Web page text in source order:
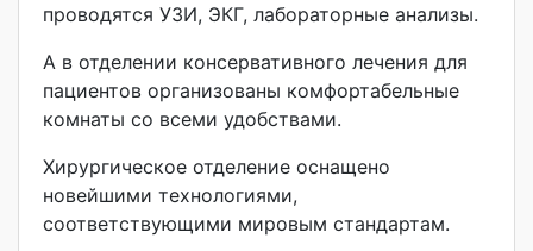
проводятся УЗИ, ЭКГ, лабораторные анализы.
А в отделении консервативного лечения для
пациентов организованы комфортабельные
комнаты со всеми удобствами.
Хирургическое отделение оснащено
новейшими технологиями,
соответствующими мировым стандартам.